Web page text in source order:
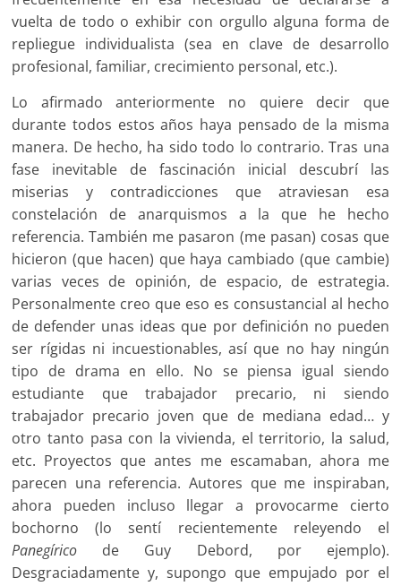
vuelta de todo o exhibir con orgullo alguna forma de
repliegue individualista (sea en clave de desarrollo
profesional, familiar, crecimiento personal, etc.).
Lo afirmado anteriormente no quiere decir que
durante todos estos años haya pensado de la misma
manera. De hecho, ha sido todo lo contrario. Tras una
fase inevitable de fascinación inicial descubrí las
miserias y contradicciones que atraviesan esa
constelación de anarquismos a la que he hecho
referencia. También me pasaron (me pasan) cosas que
hicieron (que hacen) que haya cambiado (que cambie)
varias veces de opinión, de espacio, de estrategia.
Personalmente creo que eso es consustancial al hecho
de defender unas ideas que por definición no pueden
ser rígidas ni incuestionables, así que no hay ningún
tipo de drama en ello. No se piensa igual siendo
estudiante que trabajador precario, ni siendo
trabajador precario joven que de mediana edad… y
otro tanto pasa con la vivienda, el territorio, la salud,
etc. Proyectos que antes me escamaban, ahora me
parecen una referencia. Autores que me inspiraban,
ahora pueden incluso llegar a provocarme cierto
bochorno (lo sentí recientemente releyendo el
Panegírico de Guy Debord, por ejemplo).
Desgraciadamente y, supongo que empujado por el